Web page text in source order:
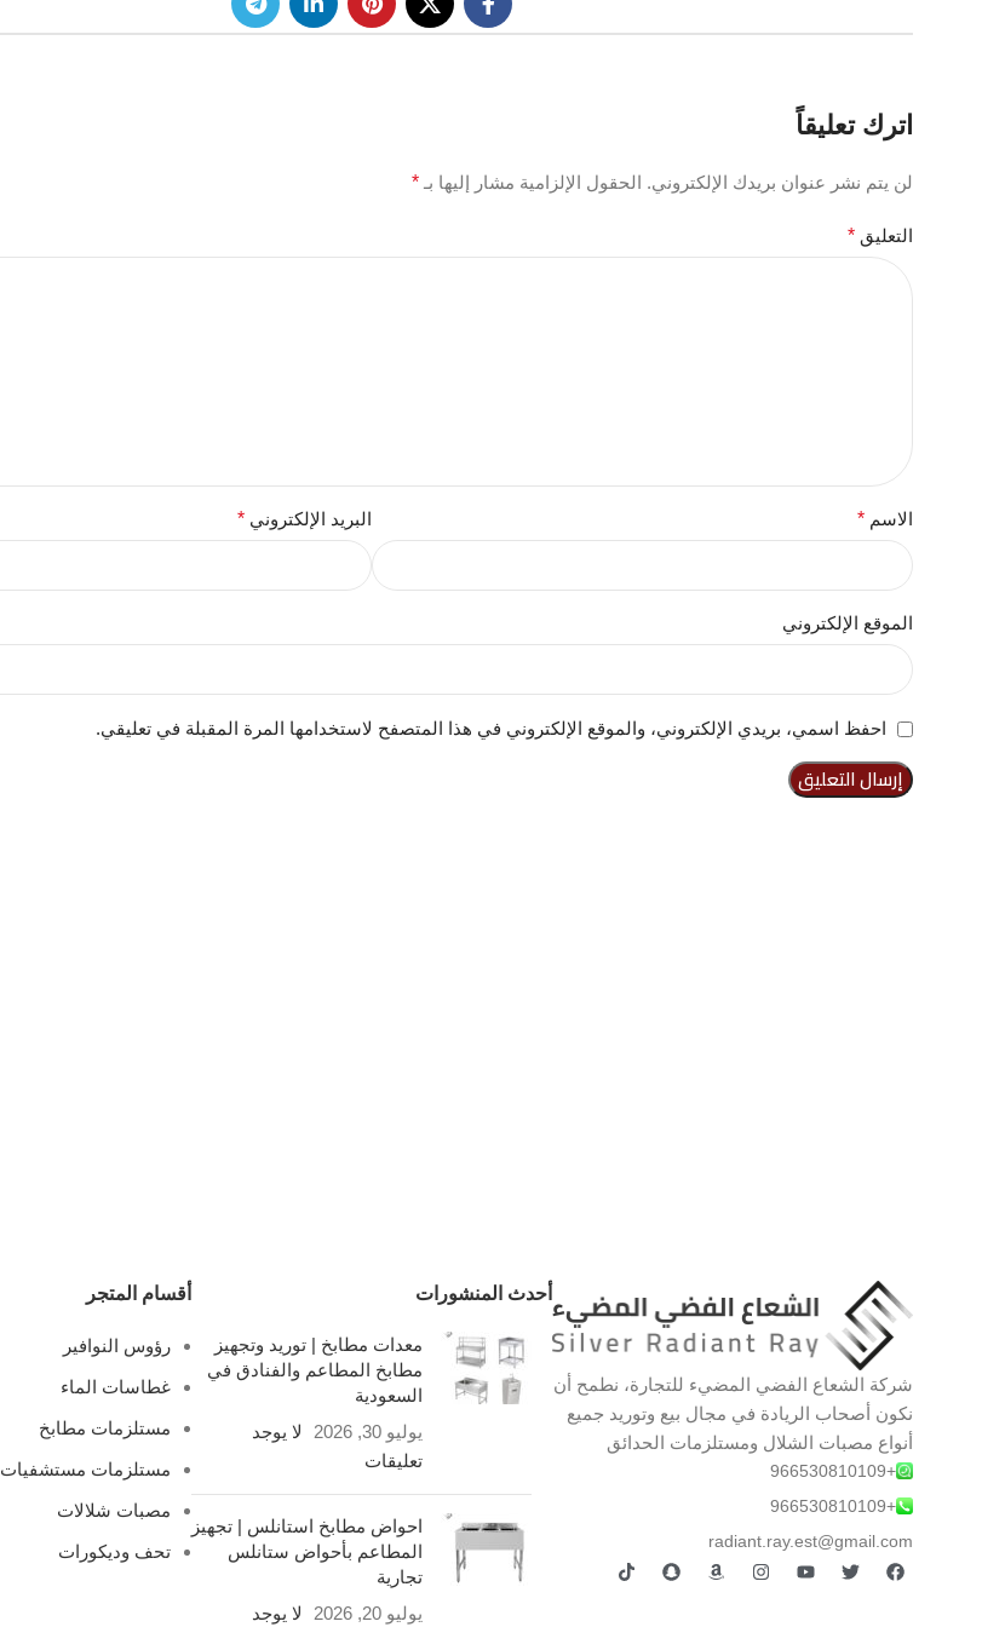
اترك تعليقاً
لن يتم نشر عنوان بريدك الإلكتروني. الحقول الإلزامية مشار إليها بـ *
التعليق *
الاسم * البريد الإلكتروني *
الموقع الإلكتروني
احفظ اسمي، بريدي الإلكتروني، والموقع الإلكتروني في هذا المتصفح لاستخدامها المرة المقبلة في تعليقي.
شركة الشعاع الفضي المضيء للتجارة، نطمح أن
نكون أصحاب الريادة في مجال بيع وتوريد جميع
أنواع مصبات الشلال ومستلزمات الحدائق
+966530810109
+966530810109
radiant.ray.est@gmail.com
أحدث المنشورات
معدات مطابخ | توريد وتجهيز
مطابخ المطاعم والفنادق في
السعودية
يوليو 30, 2026
لا يوجد
تعليقات
احواض مطابخ استانلس | تجهيز
المطاعم بأحواض ستانلس
تجارية
يوليو 20, 2026
لا يوجد
أقسام المتجر
رؤوس النوافير
غطاسات الماء
مستلزمات مطابخ
مستلزمات مستشفيات
مصبات شلالات
تحف وديكورات